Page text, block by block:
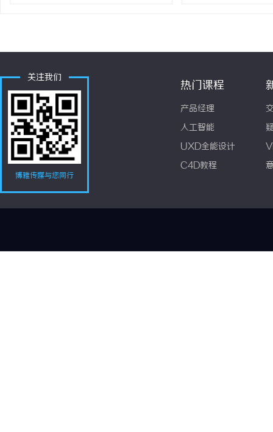
关注我们
博雅传媒与您同行
热门课程
产品经理
人工智能
UXD全能设计
C4D教程